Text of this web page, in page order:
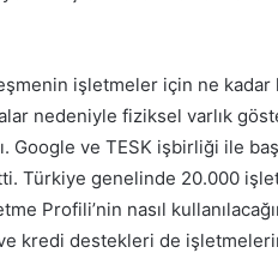
işletmeler için ne
nedeniyle fiziksel varlık
Google ve TESK işbirliği ile
Türkiye genelinde 20.000
Profili’nin nasıl
kredi destekleri de işletmelerin